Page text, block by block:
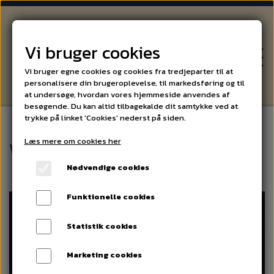
SPECIALITETER
ARRANGEMENTER
Walters drueskole
Vi bruger cookies
Vi bruger egne cookies og cookies fra tredjeparter til at
personalisere din brugeroplevelse, til markedsføring og til
at undersøge, hvordan vores hjemmeside anvendes af
besøgende. Du kan altid tilbagekalde dit samtykke ved at
trykke på linket 'Cookies' nederst på siden.
Læs mere om cookies her
Nødvendige cookies
Funktionelle cookies
Statistik cookies
Marketing cookies